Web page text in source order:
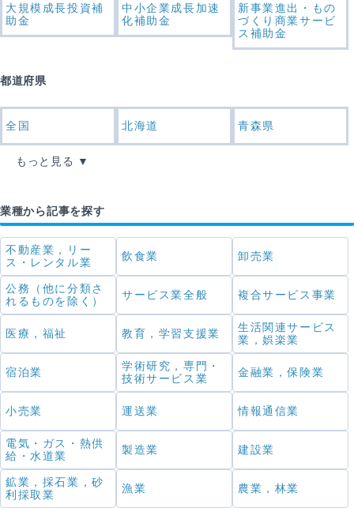
大規模成長投資補
助金
中小企業成長加速
化補助金
新事業進出・もの
づくり商業サービ
ス補助金
都道府県
全国 北海道 青森県
もっと見る
業種から記事を探す
不動産業，リー
ス・レンタル業
飲食業 卸売業
公務（他に分類さ
れるものを除く）
サービス業全般 複合サービス事業
医療，福祉 教育，学習支援業
生活関連サービス
業，娯楽業
宿泊業
学術研究，専門・
技術サービス業
金融業，保険業
小売業 運送業 情報通信業
電気・ガス・熱供
給・水道業
製造業 建設業
鉱業，採石業，砂
利採取業
漁業 農業，林業